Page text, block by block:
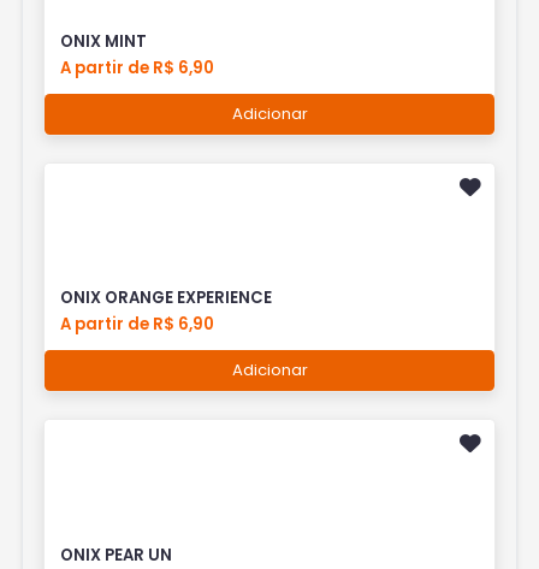
ONIX MINT
A partir de R$ 6,90
Adicionar
ONIX ORANGE EXPERIENCE
A partir de R$ 6,90
Adicionar
ONIX PEAR UN